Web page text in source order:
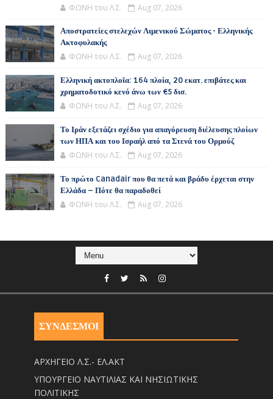
ΦΩΝΗ του Λ.Σ. Aug 07, 2026
Αποστρατείες στελεχών Λιμενικού Σώματος - Ελληνικής
Ακτοφυλακής
ΦΩΝΗ του Λ.Σ. Aug 07, 2026
Ελληνική ακτοπλοΐα: 164 πλοία, 20 εκατ. επιβάτες και
χρηματοδοτικό κενό άνω των €5 δισ.
ΦΩΝΗ του Λ.Σ. Aug 07, 2026
Το Ιράν εξετάζει σχέδιο για απαγόρευση διέλευσης πλοίων
των ΗΠΑ και του Ισραήλ από τα Στενά του Ορμούζ
ΦΩΝΗ του Λ.Σ. Aug 07, 2026
Το πρώτο Canadair που θα πετά και βράδυ έρχεται στην
Ελλάδα – Πότε θα παραδοθεί
ΦΩΝΗ του Λ.Σ. Aug 07, 2026
ΣΥΝΔΕΣΜΟΙ
ΑΡΧΗΓΕΙΟ Λ.Σ.- ΕΛ.ΑΚΤ
ΥΠΟΥΡΓΕΙΟ ΝΑΥΤΙΛΙΑΣ ΚΑΙ ΝΗΣΙΩΤΙΚΗΣ
ΠΟΛΙΤΙΚΗΣ